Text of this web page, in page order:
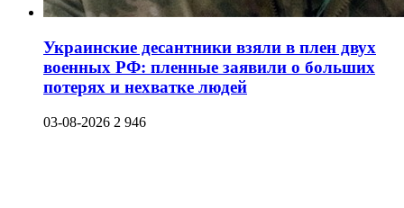
Украинские десантники взяли в плен двух
военных РФ: пленные заявили о больших
потерях и нехватке людей
03-08-2026 2 946